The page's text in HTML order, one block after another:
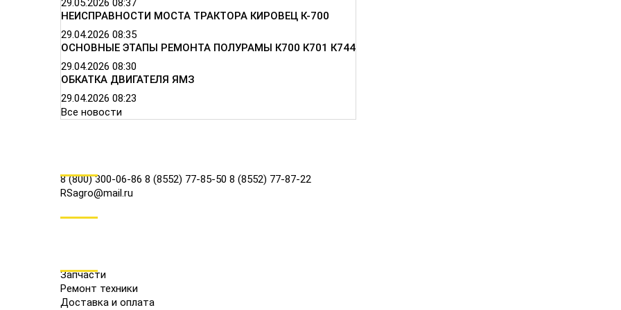
29.05.2026 08:37
НЕИСПРАВНОСТИ МОСТА ТРАКТОРА КИРОВЕЦ К-700
29.04.2026 08:35
ОСНОВНЫЕ ЭТАПЫ РЕМОНТА ПОЛУРАМЫ К700 К701 К744
29.04.2026 08:30
ОБКАТКА ДВИГАТЕЛЯ ЯМЗ
29.04.2026 08:23
Все новости
8 (800) 300-06-86 8 (8552) 77-85-50 8 (8552) 77-87-22
RSagro@mail.ru
Запчасти
Ремонт техники
Доставка и оплата